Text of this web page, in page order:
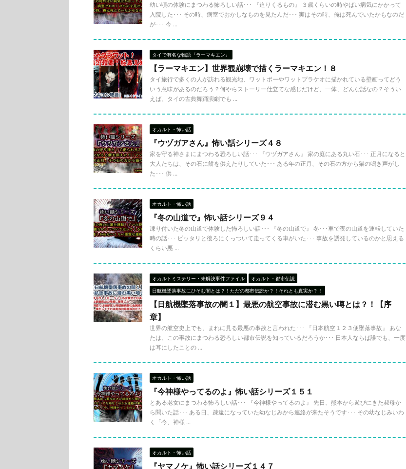
幼い頃の体験にまつわる怖ろしい話･･･ 『迫りくるもの』 ３歳くらいの時やばい病気にかかって
入院した･･･ その時、病室でおかしなものを見たんだ･･･ 実はその時、俺は死んでいたかもなのだ
が･･･ 今 ...
タイで有名な物語『ラーマキエン』
【ラーマキエン】世界観崩壊で描くラーマキエン！８
タイ旅行で多くの人が訪れる観光地、ワットポーやワットプラケオに描かれている壁画ってどう
いう意味があるのだろう？何やらストーリー仕立てな感じだけど、一体、どんな話なの？そうい
えば、タイの古典舞踊演劇でも ...
オカルト・怖い話
『ウヅガアさん』怖い話シリーズ４８
家を守る神さまにまつわる恐ろしい話･･･ 『ウヅガアさん』 家の庭にある丸い石･･･ 正月になると
大人たちは、その石に餅を供えたりしていた･･･ ある年の正月、その石の方から猫の鳴き声がし
た･･･ 供 ...
オカルト・怖い話
『冬の山道で』怖い話シリーズ９４
凍り付いた冬の山道で体験した怖ろしい話･･･ 『冬の山道で』 冬･･･車で夜の山道を運転していた
時の話･･･ ピッタリと後ろにくっついて走ってくる車がいた･･･ 事故を誘発しているのかと思える
くらい悪 ...
オカルトミステリー・未解決事件ファイル オカルト・都市伝説
日航機墜落事故にひそむ闇とは？！ただの都市伝説か？！それとも真実か？！
【日航機墜落事故の闇１】最悪の航空事故に潜む黒い噂とは？！【序
章】
世界の航空史上でも、まれに見る最悪の事故と言われた･･･ 『日本航空１２３便墜落事故』 あな
たは、この事故にまつわる恐ろしい都市伝説を知っているだろうか･･･ 日本人ならば誰でも、一度
は耳にしたことの ...
オカルト・怖い話
『今神様やってるのよ』怖い話シリーズ１５１
とある老女にまつわる怖ろしい話･･･ 『今神様やってるのよ』 先日、熊本から遊びにきた叔母か
ら聞いた話･･･ ある日、疎遠になっていた幼なじみから連絡が来たそうです･･･ その幼なじみいわ
く「今、神様 ...
オカルト・怖い話
『ヤマノケ』怖い話シリーズ１４７